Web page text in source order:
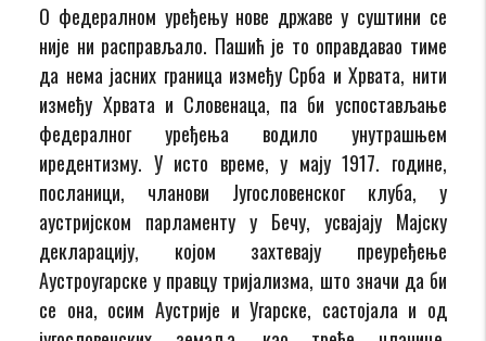
О федералном уређењу нове државе у суштини се
није ни расправљало. Пашић је то оправдавао тиме
да нема јасних граница између Срба и Хрвата, нити
између Хрвата и Словенаца, па би успостављање
федералног уређења водило унутрашњем
иредентизму. У исто време, у мају 1917. године,
посланици, чланови Југословенског клуба, у
аустријском парламенту у Бечу, усвајају Мајску
декларацију, којом захтевају преуређење
Аустроугарске у правцу тријализма, што значи да би
се она, осим Аустрије и Угарске, састојала и од